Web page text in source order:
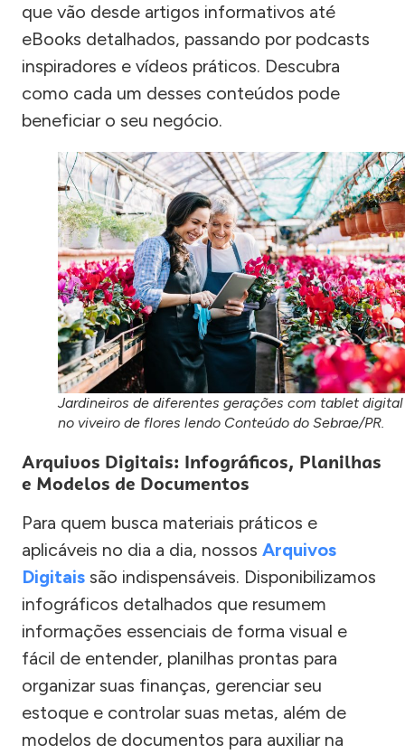
que vão desde artigos informativos até
eBooks detalhados, passando por podcasts
inspiradores e vídeos práticos. Descubra
como cada um desses conteúdos pode
beneficiar o seu negócio.
Jardineiros de diferentes gerações com tablet digital
no viveiro de flores lendo Conteúdo do Sebrae/PR.
Arquivos Digitais: Infográficos, Planilhas
e Modelos de Documentos
Para quem busca materiais práticos e
aplicáveis no dia a dia, nossos Arquivos
Digitais são indispensáveis. Disponibilizamos
infográficos detalhados que resumem
informações essenciais de forma visual e
fácil de entender, planilhas prontas para
organizar suas finanças, gerenciar seu
estoque e controlar suas metas, além de
modelos de documentos para auxiliar na